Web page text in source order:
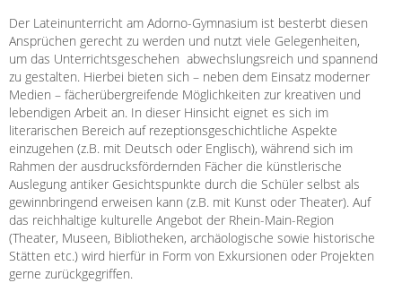
Der Lateinunterricht am Adorno-Gymnasium ist besterbt diesen
Ansprüchen gerecht zu werden und nutzt viele Gelegenheiten,
um das Unterrichtsgeschehen abwechslungsreich und spannend
zu gestalten. Hierbei bieten sich – neben dem Einsatz moderner
Medien – fächerübergreifende Möglichkeiten zur kreativen und
lebendigen Arbeit an. In dieser Hinsicht eignet es sich im
literarischen Bereich auf rezeptionsgeschichtliche Aspekte
einzugehen (z.B. mit Deutsch oder Englisch), während sich im
Rahmen der ausdrucksfördernden Fächer die künstlerische
Auslegung antiker Gesichtspunkte durch die Schüler selbst als
gewinnbringend erweisen kann (z.B. mit Kunst oder Theater). Auf
das reichhaltige kulturelle Angebot der Rhein-Main-Region
(Theater, Museen, Bibliotheken, archäologische sowie historische
Stätten etc.) wird hierfür in Form von Exkursionen oder Projekten
gerne zurückgegriffen.